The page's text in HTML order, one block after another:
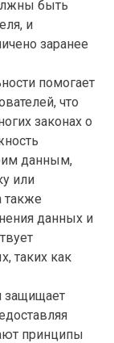
быть
и
заранее
помогает
что
законах о
данным,
или
также
данных и
таких как
защищает
принципы